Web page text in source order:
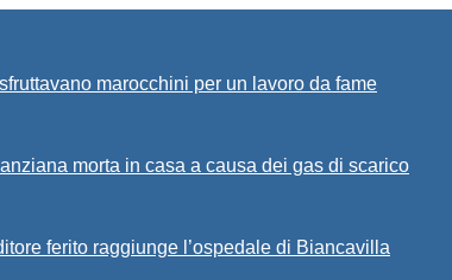
marocchini per un lavoro da fame
morta in casa a causa dei gas di scarico
ferito raggiunge l’ospedale di Biancavilla